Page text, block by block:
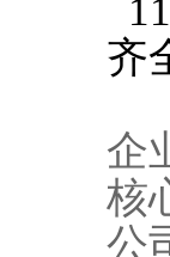
齐
企
核
公